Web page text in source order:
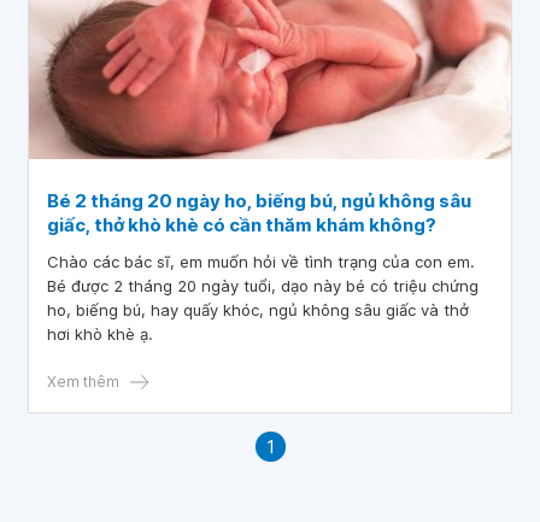
Bé 2 tháng 20 ngày ho, biếng bú, ngủ không sâu
giấc, thở khò khè có cần thăm khám không?
Chào các bác sĩ, em muốn hỏi về tình trạng của con em.
Bé được 2 tháng 20 ngày tuổi, dạo này bé có triệu chứng
ho, biếng bú, hay quấy khóc, ngủ không sâu giấc và thở
hơi khò khè ạ.
Xem thêm
1